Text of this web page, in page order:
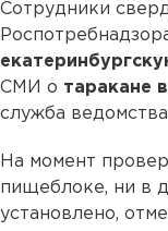
Сотрудники
СМИ о таракане
служба
На момент
пищеблоке, ни в
установлено,